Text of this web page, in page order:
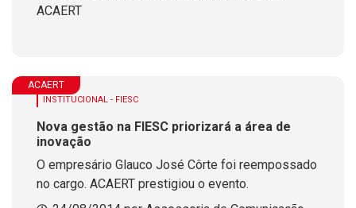
ACAERT
ACAERT
INSTITUCIONAL - FIESC
Nova gestão na FIESC priorizará a área de
inovação
O empresário Glauco José Côrte foi reempossado
no cargo. ACAERT prestigiou o evento.